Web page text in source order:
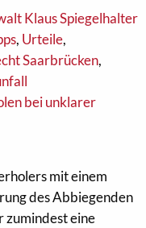
Klaus Spiegelhalter
, Urteile,
Saarbrücken,
bei unklarer
mit einem
des Abbiegenden
zumindest eine